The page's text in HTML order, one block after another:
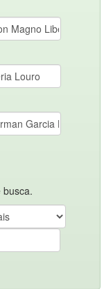
busca.